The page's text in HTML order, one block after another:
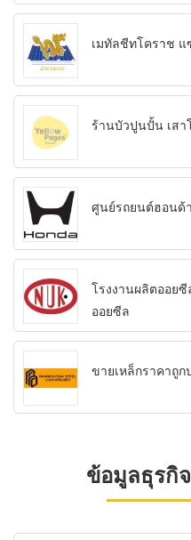
เมทัลชีทโคราช
ร้านบัวปูนปั้น เส
ศูนย์รถยนต์ฮอนด้
โรงงานผลิตออยซี
ออยซีล
ขายเหล็กราคาถู
ข้อมูลธุรกิ